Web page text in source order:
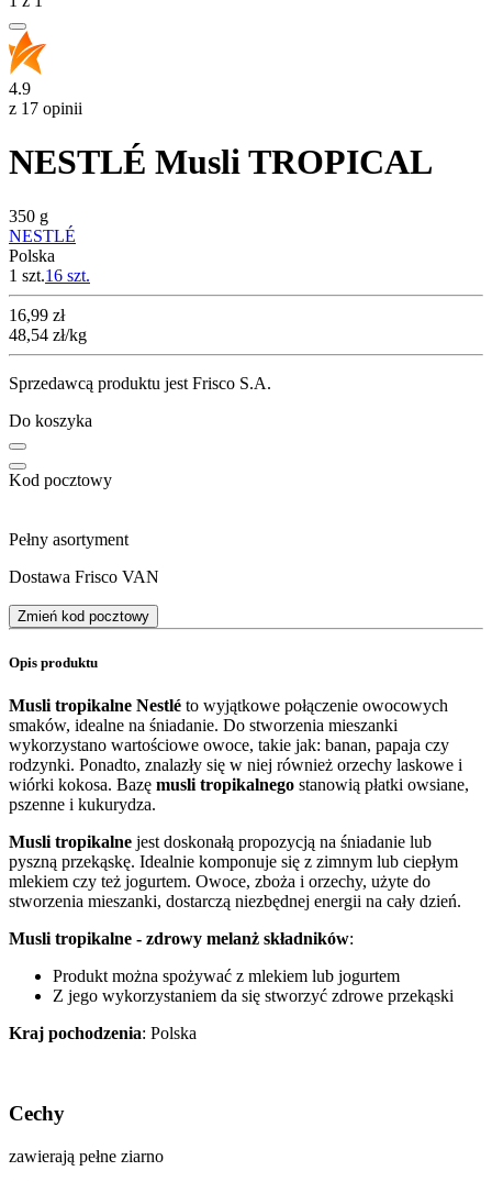
4.9
z 17 opinii
NESTLÉ Musli TROPICAL
350 g
NESTLÉ
Polska
1 szt.16 szt.
Cena
16,99 zł
48,54 zł/kg
Sprzedawcą produktu jest Frisco S.A.
Do koszyka
Kod pocztowy
Pełny asortyment
Dostawa Frisco VAN
Zmień kod pocztowy
Opis produktu
Musli tropikalne Nestlé to wyjątkowe połączenie owocowych
smaków, idealne na śniadanie. Do stworzenia mieszanki
wykorzystano wartościowe owoce, takie jak: banan, papaja czy
rodzynki. Ponadto, znalazły się w niej również orzechy laskowe i
wiórki kokosa. Bazę musli tropikalnego stanowią płatki owsiane,
pszenne i kukurydza.
Musli tropikalne jest doskonałą propozycją na śniadanie lub
pyszną przekąskę. Idealnie komponuje się z zimnym lub ciepłym
mlekiem czy też jogurtem. Owoce, zboża i orzechy, użyte do
stworzenia mieszanki, dostarczą niezbędnej energii na cały dzień.
Musli tropikalne - zdrowy melanż składników:
Produkt można spożywać z mlekiem lub jogurtem
Z jego wykorzystaniem da się stworzyć zdrowe przekąski
Kraj pochodzenia: Polska
Cechy
zawierają pełne ziarno